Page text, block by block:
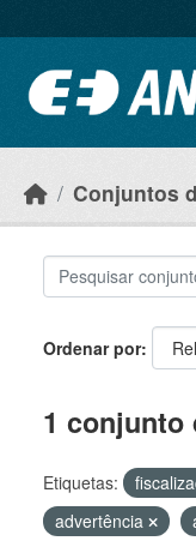
Conjuntos
Ordenar por
1 conjunto
Etiquetas:
advertência